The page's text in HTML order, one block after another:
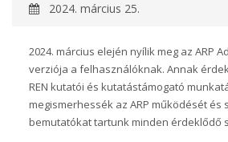
2024. március 25.
2024. március elején nyílik meg az ARP
verziója a felhasználóknak. Annak
REN kutatói és kutatástámogató
megismerhessék az ARP működését és
bemutatókat tartunk minden érdeklődő